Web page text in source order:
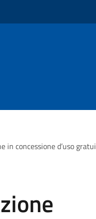
concessione d’uso